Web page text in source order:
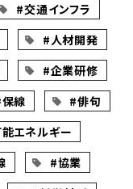
#交通インフラ
#人材開発
#企業研修
線
#俳句
エネルギー
#協業